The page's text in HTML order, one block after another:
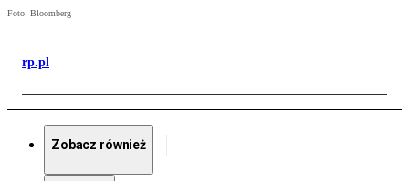
Foto: Bloomberg
rp.pl
Zobacz również